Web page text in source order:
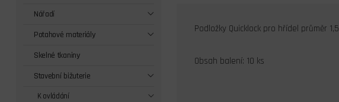
Nářadí
Potahové materiály
Skelné tkaniny
Stavební bižuterie
K ovládání
Podložky Quicklock pro hřídel průměr 1,5
Obsah balení: 10 ks